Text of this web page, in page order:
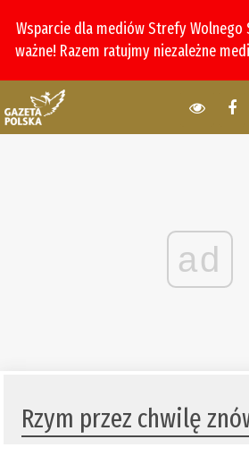
Wsparcie dla mediów Strefy Wolnego
ważne! Razem ratujmy niezależne
ad
Rzym przez chwilę